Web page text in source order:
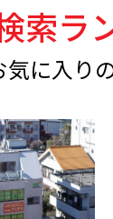
索ラ
気に入り